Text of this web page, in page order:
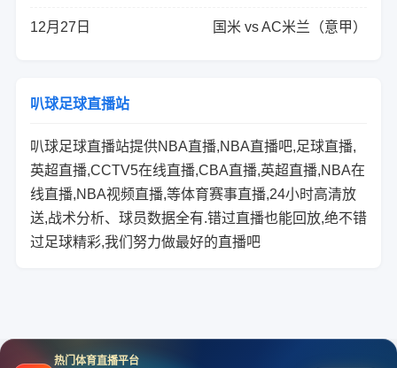
12月27日 国米 vs AC米兰（意甲）
叭球足球直播站
叭球足球直播站提供NBA直播,NBA直播吧,足球直播,
英超直播,CCTV5在线直播,CBA直播,英超直播,NBA在
线直播,NBA视频直播,等体育赛事直播,24小时高清放
送,战术分析、球员数据全有.错过直播也能回放,绝不错
过足球精彩,我们努力做最好的直播吧
热门体育直播平台